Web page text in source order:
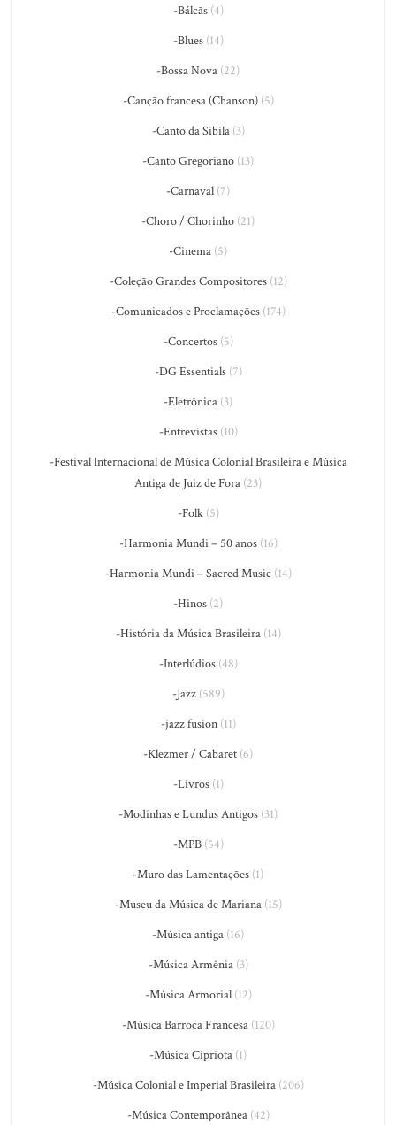
-Bálcãs(4)
-Blues(14)
-Bossa Nova (22)
-Canção francesa (Chanson)(5)
-Canto da Sibila(3)
-Canto Gregoriano (13)
-Carnaval (7)
-Choro / Chorinho (21)
-Cinema (5)
-Coleção Grandes Compositores(12)
-Comunicados e Proclamações(174)
-Concertos(5)
-DG Essentials(7)
-Eletrônica (3)
-Entrevistas(10)
-Festival Internacional de Música Colonial Brasileira e Música
Antiga de Juiz de Fora (23)
-Folk(5)
-Harmonia Mundi – 50 anos(16)
-Harmonia Mundi – Sacred Music (14)
-Hinos (2)
-História da Música Brasileira(14)
-Interlúdios(48)
-Jazz(589)
-jazz fusion(11)
-Klezmer / Cabaret (6)
-Livros(1)
-Modinhas e Lundus Antigos (31)
-MPB(54)
-Muro das Lamentações (1)
-Museu da Música de Mariana(15)
-Música antiga (16)
-Música Armênia(3)
-Música Armorial(12)
-Música Barroca Francesa(120)
-Música Cipriota (1)
-Música Colonial e Imperial Brasileira(206)
-Música Contemporânea(42)